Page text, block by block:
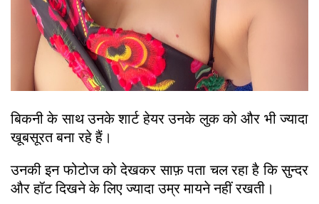
बिकनी के साथ उनके शार्ट हेयर उनके लुक को और भी ज्यादा
खूबसूरत बना रहे हैं।
उनकी इन फोटोज को देखकर साफ़ पता चल रहा है कि सुन्दर
और हॉट दिखने के लिए ज्यादा उम्र मायने नहीं रखती।